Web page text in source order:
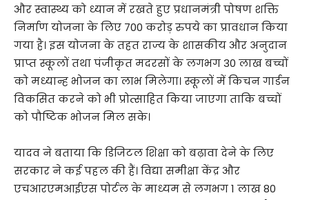
और स्वास्थ्य को ध्यान में रखते हुए प्रधानमंत्री पोषण शक्ति
निर्माण योजना के लिए 700 करोड़ रुपये का प्रावधान किया
गया है। इस योजना के तहत राज्य के शासकीय और अनुदान
प्राप्त स्कूलों तथा पंजीकृत मदरसों के लगभग 30 लाख बच्चों
को मध्यान्ह भोजन का लाभ मिलेगा। स्कूलों में किचन गार्डन
विकसित करने को भी प्रोत्साहित किया जाएगा ताकि बच्चों
को पौष्टिक भोजन मिल सके।
यादव ने बताया कि डिजिटल शिक्षा को बढ़ावा देने के लिए
सरकार ने कई पहल की हैं। विद्या समीक्षा केंद्र और
एचआरएमआईएस पोर्टल के माध्यम से लगभग 1 लाख 80